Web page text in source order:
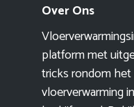
Over Ons
platform met
tricks rondom het
vloerverwarming